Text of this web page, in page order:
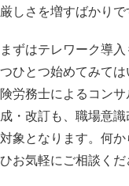
厳しさを増すばかりで
まずはテレワーク導
つひとつ始めてみて
険労務士によるコン
成・改訂も、職場意
対象となります。何
ひお気軽にご相談くだ